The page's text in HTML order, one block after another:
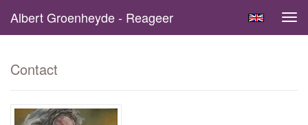
Albert Groenheyde - Reageer
Contact